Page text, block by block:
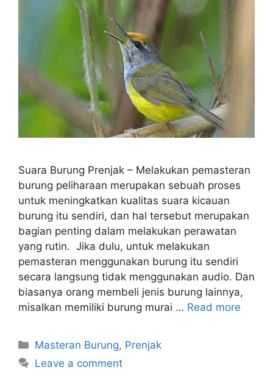
Suara Burung Prenjak – Melakukan pemasteran
burung peliharaan merupakan sebuah proses
untuk meningkatkan kualitas suara kicauan
burung itu sendiri, dan hal tersebut merupakan
bagian penting dalam melakukan perawatan
yang rutin. Jika dulu, untuk melakukan
pemasteran menggunakan burung itu sendiri
secara langsung tidak menggunakan audio. Dan
biasanya orang membeli jenis burung lainnya,
misalkan memiliki burung murai … Read more
Categories
Masteran Burung, Prenjak
Leave a comment